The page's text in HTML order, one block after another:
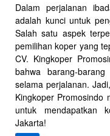
Dalam perjalanan
adalah kunci untuk
Salah satu aspek
pemilihan koper yang
CV. Kingkoper
bahwa barang-
selama perjalanan.
Kingkoper Promosindo
untuk mendapatkan
Jakarta!